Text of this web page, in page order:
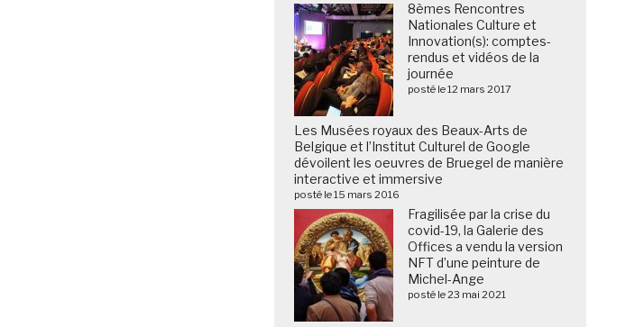
8èmes Rencontres
Nationales Culture et
Innovation(s): comptes-
rendus et vidéos de la
journée
posté le 12 mars 2017
Les Musées royaux des Beaux-Arts de
Belgique et l’Institut Culturel de Google
dévoilent les oeuvres de Bruegel de manière
interactive et immersive
posté le 15 mars 2016
Fragilisée par la crise du
covid-19, la Galerie des
Offices a vendu la version
NFT d’une peinture de
Michel-Ange
posté le 23 mai 2021